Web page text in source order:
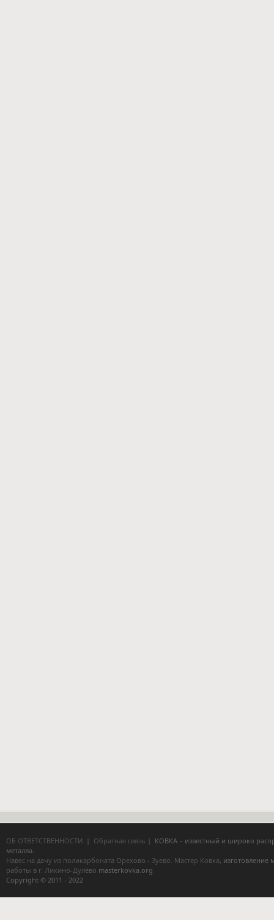
ОБ ОТВЕТСТВЕННОСТИ | Обратная связь | КОВКА – известный и широко
металла.
Навес на дачу из поликарбоната Орехово - Зуево. Мастер Ковка, изготовление
работы в г. Ликино-Дулёво masterkovka.org
Copyright © 2011 - 2022